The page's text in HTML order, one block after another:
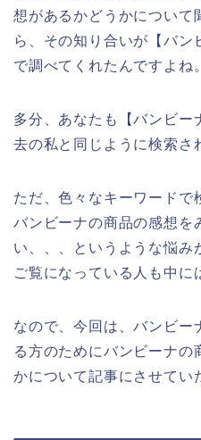
想があるかどうかについて
ら、その知り合いが【バ
で調べてくれたんですよね。
多分、あなたも【バンビー
去の私と同じように検索さ
ただ、色々なキーワードで
バンビーナの商品の感想を
い、、、というような悩み
ご覧になっている人も中に
なので、今回は、バンビー
る方のためにバンビーナの
かについて記事にさせてい